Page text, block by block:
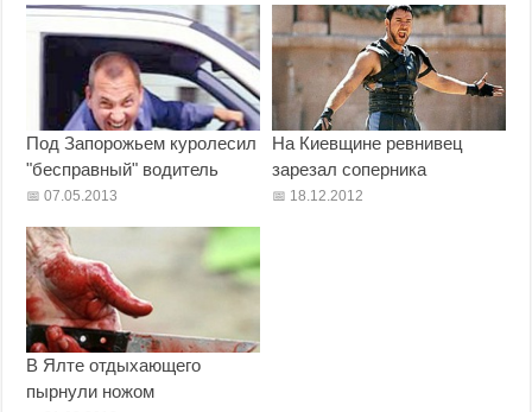
Под Запорожьем куролесил
"бесправный" водитель
07.05.2013
На Киевщине ревнивец
зарезал соперника
18.12.2012
В Ялте отдыхающего
пырнули ножом